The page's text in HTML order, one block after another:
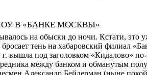
В «БАНКЕ МОСКВЫ»
на обыски до ночи. Кстати, это
тень на хабаровский филиал
вышла под заголовком «Кидалово»
между банком и обманутым
Александр Бейдерман (ныне